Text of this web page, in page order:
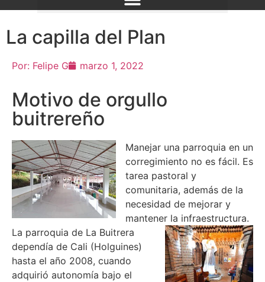
La capilla del Plan
Por: Felipe G marzo 1, 2022
Motivo de orgullo
buitrereño
Manejar una parroquia en un
corregimiento no es fácil. Es
tarea pastoral y
comunitaria, además de la
necesidad de mejorar y
mantener la infraestructura.
La parroquia de La Buitrera
dependía de Cali (Holguines)
hasta el año 2008, cuando
adquirió autonomía bajo el